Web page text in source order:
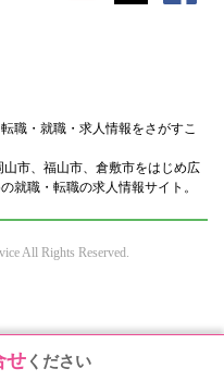
せ ください
職・就職・求人情報をさがすこ
山市、福山市、倉敷市をはじめ広
就職・転職の求人情報サイト。
All Rights Reserved.